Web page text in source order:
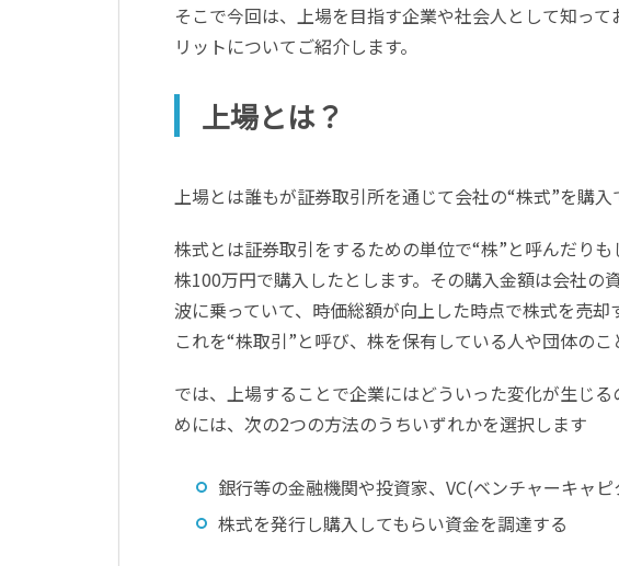
そこで今回は、上場を目指す企業や社会人として知っ
リットについてご紹介します。
上場とは？
上場とは誰もが証券取引所を通じて会社の“株式”を購入
株式とは証券取引をするための単位で“株”と呼んだり
株100万円で購入したとします。その購入金額は会社の
波に乗っていて、時価総額が向上した時点で株式を売却
これを“株取引”と呼び、株を保有している人や団体の
では、上場することで企業にはどういった変化が生じ
めには、次の2つの方法のうちいずれかを選択します
銀行等の金融機関や投資家、VC(ベンチャーキャ
株式を発行し購入してもらい資金を調達する